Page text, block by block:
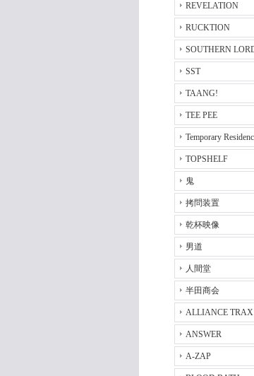
REVELATION
RUCKTION
SOUTHERN
SST
TAANG!
TEE PEE
Temporary
TOPSHELF
鬼
拷問装置
乾杯映像
男道
人間堂
半田商会
ALLIANCE TRAX
ANSWER
A-ZAP